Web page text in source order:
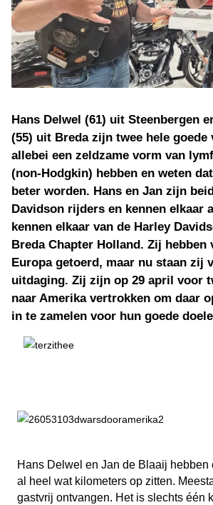
Hans Delwel (61) uit Steenbergen
(55) uit Breda zijn twee hele goede
allebei een zeldzame vorm van
(non-Hodgkin) hebben en weten
beter worden. Hans en Jan zijn
Davidson rijders en kennen elkaar
kennen elkaar van de Harley
Breda Chapter Holland. Zij hebben
Europa getoerd, maar nu staan zij
uitdaging. Zij zijn op 29 april voor
naar Amerika vertrokken om daar
in te zamelen voor hun goede
Hans Delwel en Jan de Blaaij hebben
al heel wat kilometers op zitten.
gastvrij ontvangen. Het is slechts één